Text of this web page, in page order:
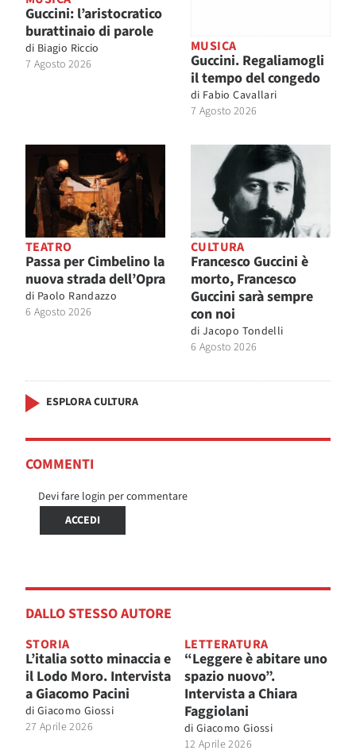
Guccini: l’aristocratico
burattinaio di parole
di Biagio Riccio
7 Agosto 2026
MUSICA
Guccini. Regaliamogli
il tempo del congedo
di Fabio Cavallari
7 Agosto 2026
TEATRO
Passa per Cimbelino la
nuova strada dell’Opra
di Paolo Randazzo
6 Agosto 2026
CULTURA
Francesco Guccini è
morto, Francesco
Guccini sarà sempre
con noi
di Jacopo Tondelli
6 Agosto 2026
ESPLORA CULTURA
COMMENTI
Devi fare login per commentare
ACCEDI
DALLO STESSO AUTORE
STORIA
L’italia sotto minaccia e
il Lodo Moro. Intervista
a Giacomo Pacini
di Giacomo Giossi
27 Aprile 2026
LETTERATURA
“Leggere è abitare uno
spazio nuovo”.
Intervista a Chiara
Faggiolani
di Giacomo Giossi
12 Aprile 2026